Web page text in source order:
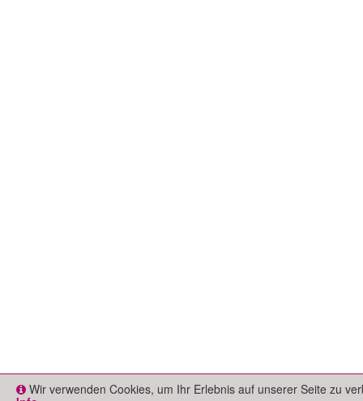
Wir verwenden Cookies, um Ihr Erlebnis auf unserer Seite zu